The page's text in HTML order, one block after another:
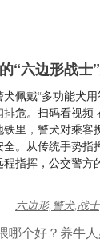
“六边形战士
佩戴“多功能犬
危。扫码看视频
里，警犬对乘客
。从传统手势指
指挥，公交警方
六边形,警犬,战